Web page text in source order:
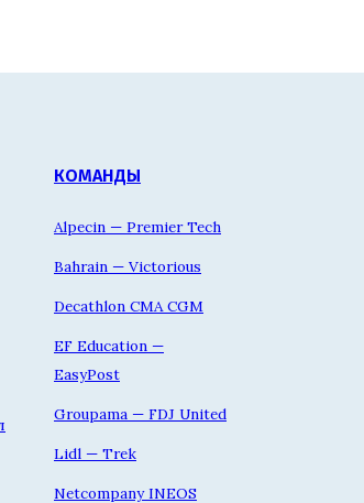
КОМАНДЫ
Alpecin — Premier Tech
Bahrain — Victorious
Decathlon CMA CGM
EF Education —
EasyPost
Groupama — FDJ United
Lidl — Trek
Netcompany INEOS